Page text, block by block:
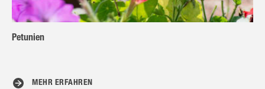
Petunien
MEHR ERFAHREN